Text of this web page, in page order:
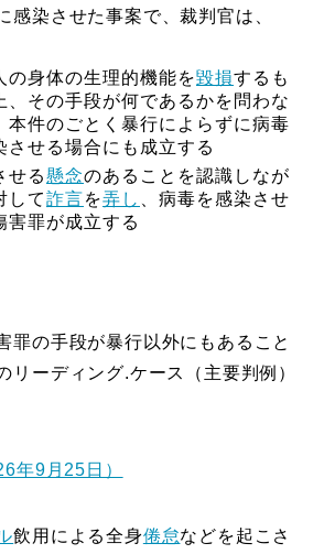
感染させた事案で、裁判官は、
の身体の生理的機能を毀損するも
、その手段が何であるかを問わな
本件のごとく暴行によらずに病毒
させる場合にも成立する
せる懸念のあることを認識しなが
して詐言を弄し
、病毒を感染させ
害罪が成立する
の手段が暴行以外にもあること
リーディング.ケース（主要判例）
年9月25日）
飲用による全身倦怠などを起こさ